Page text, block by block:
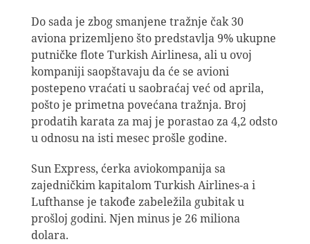
Do sada je zbog smanjene tražnje čak 30
aviona prizemljeno što predstavlja 9% ukupne
putničke flote Turkish Airlinesa, ali u ovoj
kompaniji saopštavaju da će se avioni
postepeno vraćati u saobraćaj već od aprila,
pošto je primetna povećana tražnja. Broj
prodatih karata za maj je porastao za 4,2 odsto
u odnosu na isti mesec prošle godine.
Sun Express, ćerka aviokompanija sa
zajedničkim kapitalom Turkish Airlines-a i
Lufthanse je takođe zabeležila gubitak u
prošloj godini. Njen minus je 26 miliona
dolara.